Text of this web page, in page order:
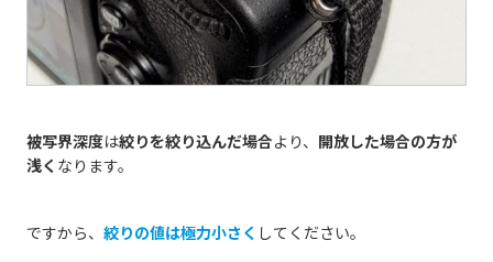
被写界深度は絞りを絞り込んだ場合より、 開放した場合の方が
浅く なります。
ですから、 絞りの値は極力小さく してください。